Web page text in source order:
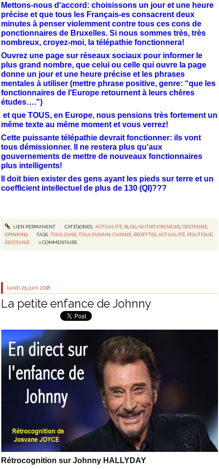
Mettons-nous d'accord: choisissons un jour et une heure
précise et que tous les Français-es consacrent deux
minutes à penser violemment contre tous ces cons de
ponctionnaires de Bruxelles. Si nous sommes très, très
nombreux, croyez-moi, la télépathie fonctionnera!
Ouvrez une page sur réseaux sociaux pour informer le
plus grand nombre, que celui ou celle qui ouvre la page
donne un jour et une heure précise et les phrases
mentales à utiliser (mettre phrase positive, genre: “que les
fonctionnaires de l'Europe retournent à leurs chères
études….")
et que TOUS, en Europe, nous pensions très fortement un
même texte au même moment et vous verrez!
Cette puissante télépathie devrait fonctionner: ils vont
tous démissionner. Il ne restera plus qu'aux
gouvernements de mettre de nouveaux fonctionnaires
plus intelligents!
Il doit bien exister des gens ayant les pieds sur terre et un
coefficient intellectuel de plus de 130 (QI)???
LIEN PERMANENT CATÉGORIES :ACTUALITÉ, BLOG, NUTRITION NEWS, OCCITANIE,
OPINIONS
TAGS :TOULOUSE ,TOULOUSAIN ,CUISINE RECETTES ,ACTUALITÉ POLITIQUE
OCCITANIE
0 COMMENTAIRE
lundi 25 juin 2018
La petite enfance de Johnny
Rétrocognition sur Johnny HALLYDAY